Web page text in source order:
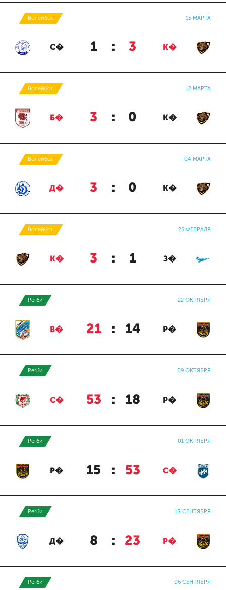
Волейбол 15 МАРТА
С� 1 : 3 К�
Волейбол 12 МАРТА
Б� 3 : 0 К�
Волейбол 04 МАРТА
Д� 3 : 0 К�
Волейбол 25 ФЕВРАЛЯ
К� 3 : 1 З�
Регби 22 ОКТЯБРЯ
В� 21 : 14 Р�
Регби 09 ОКТЯБРЯ
С� 53 : 18 Р�
Регби 01 ОКТЯБРЯ
Р� 15 : 53 С�
Регби 18 СЕНТЯБРЯ
Д� 8 : 23 Р�
Регби 06 СЕНТЯБРЯ